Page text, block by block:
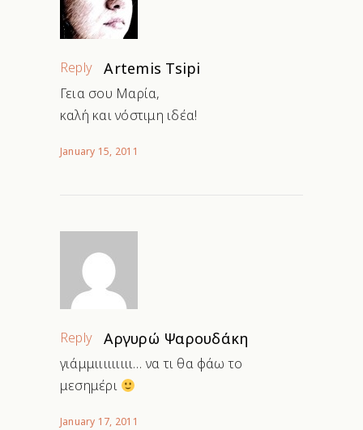
Reply Artemis Tsipi
Γεια σου Μαρία,
καλή και νόστιμη ιδέα!
January 15, 2011
Reply Αργυρώ Ψαρουδάκη
γιάμμιιιιιιιιι… να τι θα φάω το
μεσημέρι
January 17, 2011